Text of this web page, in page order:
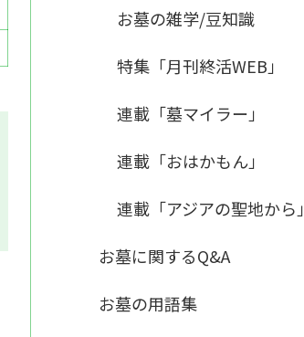
お墓の雑学/豆知識
特集「月刊終活WEB」
連載「墓マイラー」
連載「おはかもん」
連載「アジアの聖地から」
お墓に関するQ&A
お墓の用語集